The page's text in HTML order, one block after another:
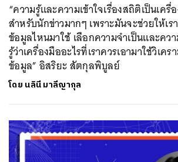
“ความรู้และความเข้าใจเรื่องสถิติเป็นเค
สำหรับนักข่าวมากๆ เพราะมันจะช่วยให้เร
ข้อมูลไหนมาใช้ เลือกความจำเป็นและค
รู้ว่าเครื่องมืออะไรที่เราควรเอามาใช้วิเค
ข้อมูล” อิสริยะ สัตกุลพิบูลย์
โดย นลินี มาลีญากุล